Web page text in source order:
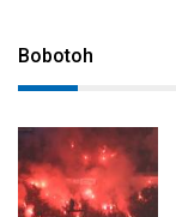
Bobotoh